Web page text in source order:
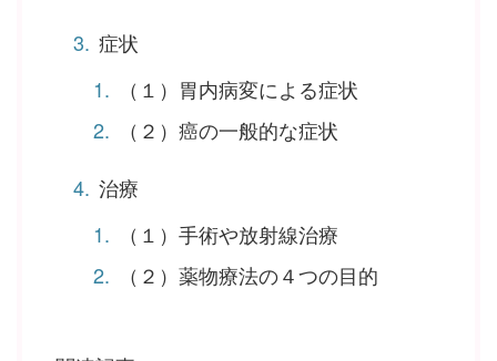
症状
（１）胃内病変による症状
（２）癌の一般的な症状
治療
（１）手術や放射線治療
（２）薬物療法の４つの目的